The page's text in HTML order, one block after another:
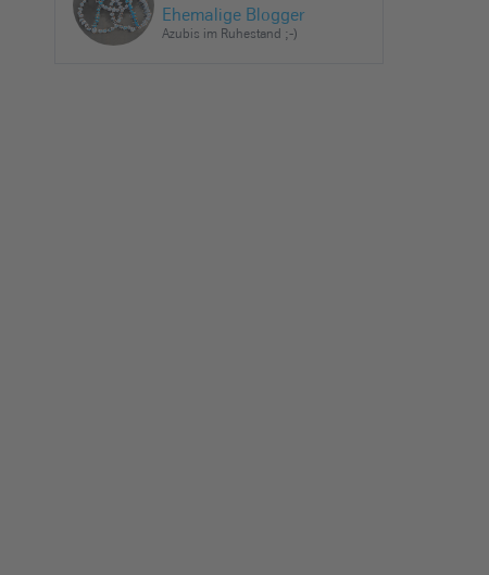
Ehemalige Blogger
Azubis im Ruhestand ;-)